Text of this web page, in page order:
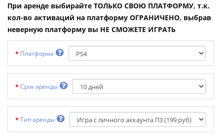
При аренде выбирайте ТОЛЬКО СВОЮ ПЛАТФОРМУ, т.к.
кол-во активаций на платформу ОГРАНИЧЕНО, выбрав
неверную платформу вы НЕ СМОЖЕТЕ ИГРАТЬ
Платформа
Срок аренды
Тип аренды